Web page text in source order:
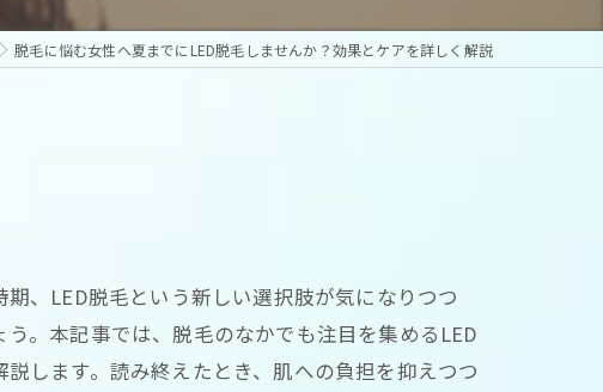
脱毛に悩む女性へ夏までにLED脱毛しませんか？効果とケアを詳しく解説
、LED脱毛という新しい選択肢が気になりつつ
。本記事では、脱毛のなかでも注目を集めるLED
します。読み終えたとき、肌への負担を抑えつつ